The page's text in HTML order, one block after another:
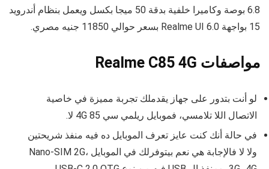
6.8 بوصة وكاميرا خلفية بدقة 50 ميجا بكسل ويعمل بنظام أندرويد
15 بواجهة Realme UI 6.0 بسعر حوالي 11850 جنيه مصري.
مواصفات Realme C85 4G
لو أنت بتدور على جهاز يقدملك تجربة مميزة في خاصية
الاتصال اللا تلامسي، فموبايل ريلمي سي 85 4G لا.
في حالة أنك كنت عايز تعرف الموبايل ده فيه منفذ شريحتين
ولا لا فالإجابة هي نعم بيتوفرلك في الموبايل Nano-SIM 2G،